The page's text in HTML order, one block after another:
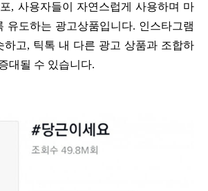
, 사용자들이 자연스럽게 사용하며 마
유도하는 광고상품입니다. 인스타그램
하고, 틱톡 내 다른 광고 상품과 조합하
대될 수 있습니다.